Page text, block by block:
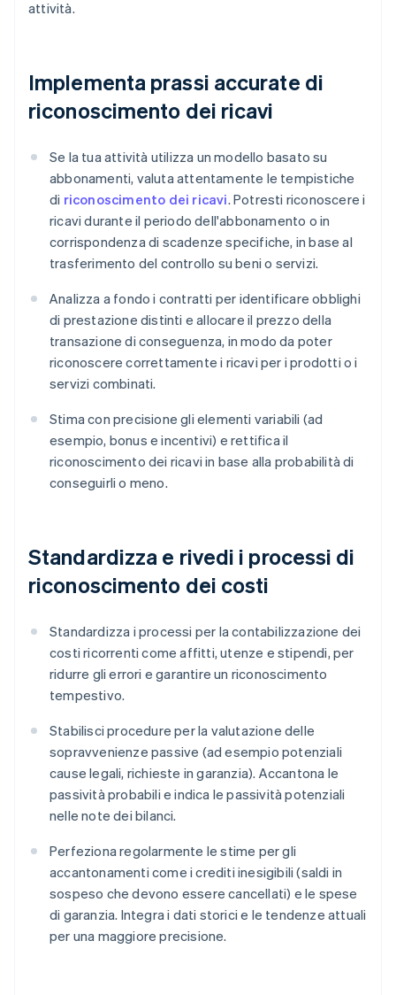
attività.
Implementa prassi accurate di
riconoscimento dei ricavi
Se la tua attività utilizza un modello basato su
abbonamenti, valuta attentamente le tempistiche
di riconoscimento dei ricavi. Potresti riconoscere i
ricavi durante il periodo dell'abbonamento o in
corrispondenza di scadenze specifiche, in base al
trasferimento del controllo su beni o servizi.
Analizza a fondo i contratti per identificare obblighi
di prestazione distinti e allocare il prezzo della
transazione di conseguenza, in modo da poter
riconoscere correttamente i ricavi per i prodotti o i
servizi combinati.
Stima con precisione gli elementi variabili (ad
esempio, bonus e incentivi) e rettifica il
riconoscimento dei ricavi in base alla probabilità di
conseguirli o meno.
Standardizza e rivedi i processi di
riconoscimento dei costi
Standardizza i processi per la contabilizzazione dei
costi ricorrenti come affitti, utenze e stipendi, per
ridurre gli errori e garantire un riconoscimento
tempestivo.
Stabilisci procedure per la valutazione delle
sopravvenienze passive (ad esempio potenziali
cause legali, richieste in garanzia). Accantona le
passività probabili e indica le passività potenziali
nelle note dei bilanci.
Perfeziona regolarmente le stime per gli
accantonamenti come i crediti inesigibili (saldi in
sospeso che devono essere cancellati) e le spese
di garanzia. Integra i dati storici e le tendenze attuali
per una maggiore precisione.